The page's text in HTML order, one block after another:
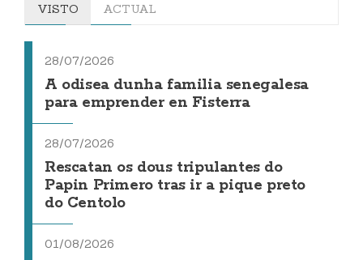
VISTO ACTUAL
28/07/2026
A odisea dunha familia senegalesa
para emprender en Fisterra
28/07/2026
Rescatan os dous tripulantes do
Papin Primero tras ir a pique preto
do Centolo
01/08/2026